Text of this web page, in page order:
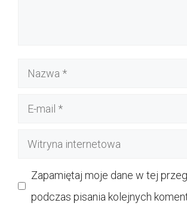
Nazwa
Witryna
Zapamiętaj moje dane w tej
podczas pisania kolejnych